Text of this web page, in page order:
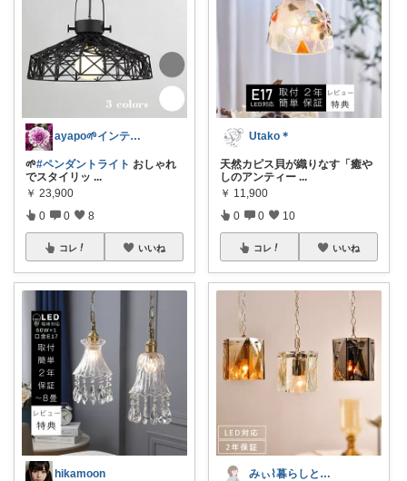
ayapo🌱インテリア&雑貨
🌱#ペンダントライト おしゃれ
でスタイリッ ...
￥ 23,900
0 0 8
コレ いいね
hikamoon
Utako＊
天然カピス貝が織りなす「癒や
しのアンティー ...
￥ 11,900
0 0 10
コレ いいね
みぃ⌇暮らしと育児のおすすめアイテム💐